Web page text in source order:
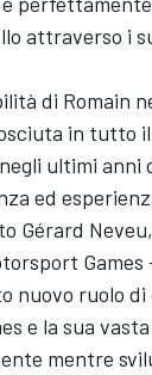
attraverso i
di Romain
in tutto
ultimi anni
ed
Gérard
Games
nuovo ruolo
e la sua
mentre